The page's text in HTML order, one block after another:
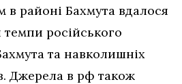
в районі Бахмута вдалося
російського
та навколишніх
Джерела в рф також